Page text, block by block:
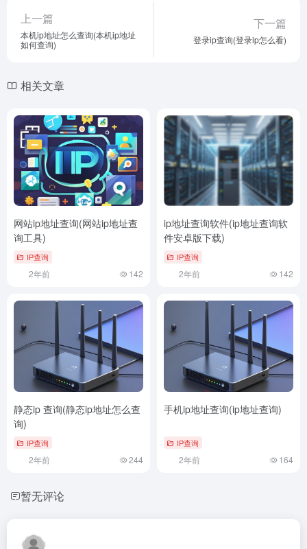
上一篇
本机ip地址怎么查询(本机ip地址
如何查询)
下一篇
登录ip查询(登录ip怎么看)
相关文章
网站ip地址查询(网站ip地址查
询工具)
IP查询
2年前 142
ip地址查询软件(ip地址查询软
件安卓版下载)
IP查询
2年前 142
静态ip 查询(静态ip地址怎么查
询)
IP查询
2年前 244
手机ip地址查询(ip地址查询)
IP查询
2年前 164
暂无评论